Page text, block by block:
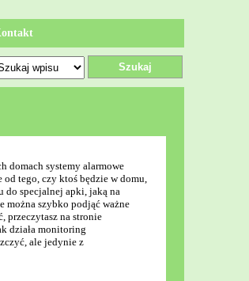
Szukaj
domach systemy alarmowe
od tego, czy ktoś będzie w domu,
do specjalnej apki, jaką na
można szybko podjąć ważne
przeczytasz na stronie
działa monitoring
ale jedynie z